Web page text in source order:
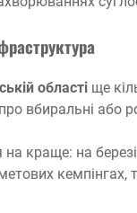
області ще
вбиральні або
на краще: на
кемпінгах,